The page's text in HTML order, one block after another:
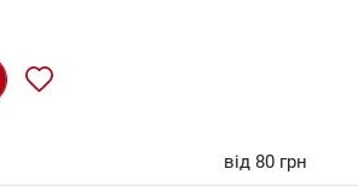
від 80 грн